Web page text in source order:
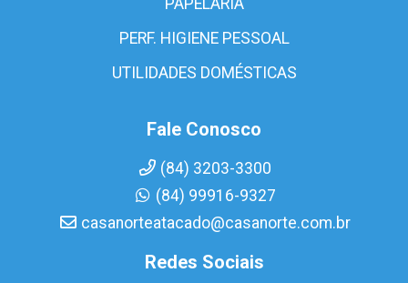
PAPELARIA
PERF. HIGIENE PESSOAL
UTILIDADES DOMÉSTICAS
Fale Conosco
(84) 3203-3300
(84) 99916-9327
casanorteatacado@casanorte.com.br
Redes Sociais